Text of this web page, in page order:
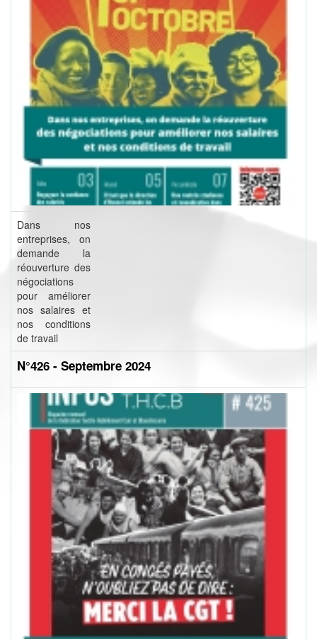
Dans nos
entreprises, on
demande la
réouverture des
négociations
pour améliorer
nos salaires et
nos conditions
de travail
N°426 - Septembre 2024